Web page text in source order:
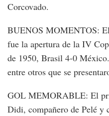
Corcovado.
BUENOS MOMENTOS:
fue la apertura de la IV
de 1950, Brasil 4-0
entre otros que se
GOL MEMORABLE: El
Didi, compañero de Pelé y